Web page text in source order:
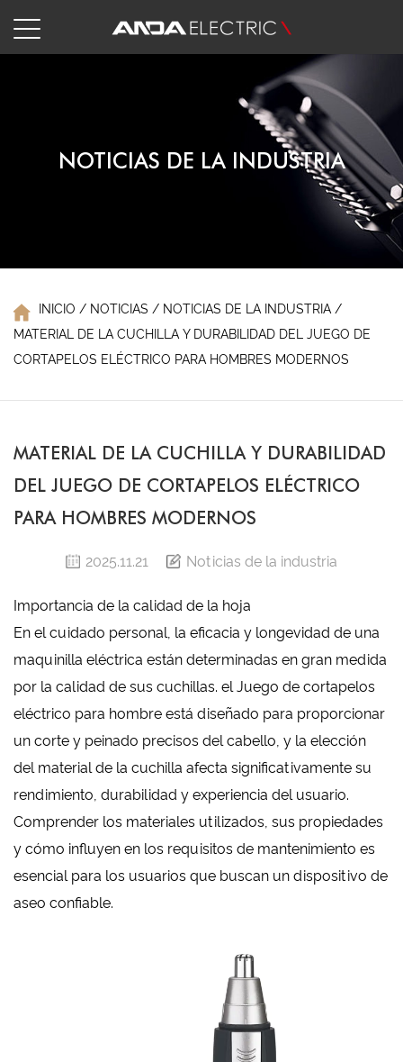
NOTICIAS DE LA INDUSTRIA
INICIO / NOTICIAS / NOTICIAS DE LA INDUSTRIA /
MATERIAL DE LA CUCHILLA Y DURABILIDAD DEL JUEGO DE
CORTAPELOS ELÉCTRICO PARA HOMBRES MODERNOS
MATERIAL DE LA CUCHILLA Y DURABILIDAD
DEL JUEGO DE CORTAPELOS ELÉCTRICO
PARA HOMBRES MODERNOS
2025.11.21 Noticias de la industria
Importancia de la calidad de la hoja
En el cuidado personal, la eficacia y longevidad de una
maquinilla eléctrica están determinadas en gran medida
por la calidad de sus cuchillas. elJuego de cortapelos
eléctrico para hombre está diseñado para proporcionar
un corte y peinado precisos del cabello, y la elección
del material de la cuchilla afecta significativamente su
rendimiento, durabilidad y experiencia del usuario.
Comprender los materiales utilizados, sus propiedades
y cómo influyen en los requisitos de mantenimiento es
esencial para los usuarios que buscan un dispositivo de
aseo confiable.